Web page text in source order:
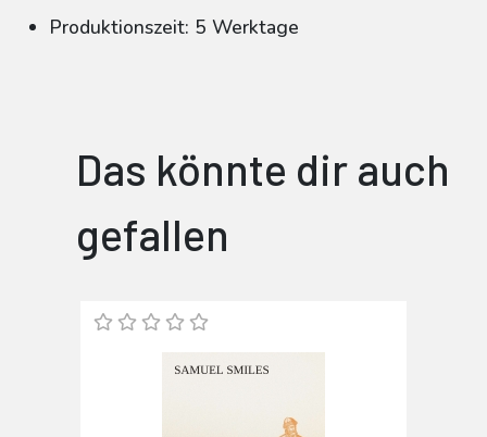
Produktionszeit: 5 Werktage
Das könnte dir auch
gefallen